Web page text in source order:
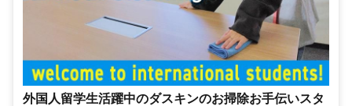
外国人留学生活躍中のダスキンのお掃除お手伝いスタ